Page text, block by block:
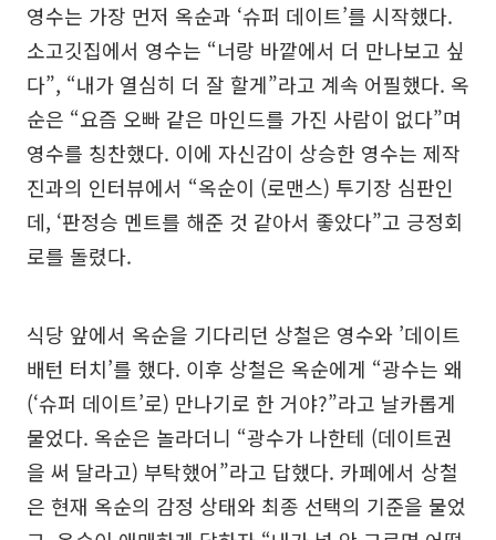
영수는 가장 먼저 옥순과 ‘슈퍼 데이트’를 시작했다.
소고깃집에서 영수는 “너랑 바깥에서 더 만나보고 싶
다”, “내가 열심히 더 잘 할게”라고 계속 어필했다. 옥
순은 “요즘 오빠 같은 마인드를 가진 사람이 없다”며
영수를 칭찬했다. 이에 자신감이 상승한 영수는 제작
진과의 인터뷰에서 “옥순이 (로맨스) 투기장 심판인
데, ‘판정승 멘트를 해준 것 같아서 좋았다”고 긍정회
로를 돌렸다.
식당 앞에서 옥순을 기다리던 상철은 영수와 ’데이트
배턴 터치’를 했다. 이후 상철은 옥순에게 “광수는 왜
(‘슈퍼 데이트’로) 만나기로 한 거야?”라고 날카롭게
물었다. 옥순은 놀라더니 “광수가 나한테 (데이트권
을 써 달라고) 부탁했어”라고 답했다. 카페에서 상철
은 현재 옥순의 감정 상태와 최종 선택의 기준을 물었